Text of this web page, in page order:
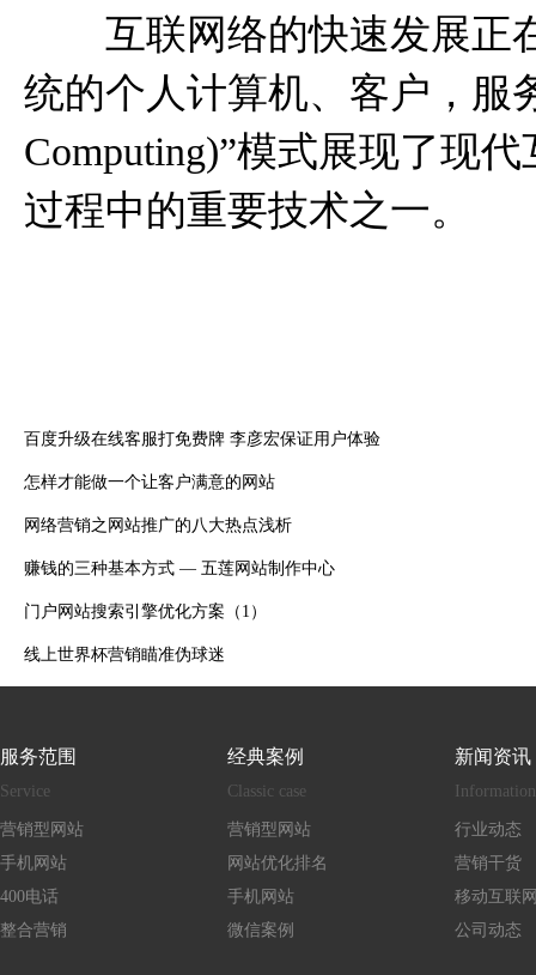
互联网络的快速发展正在
统的个人计算机、客户，服
Computing)”模式展现了现
过程中的重要技术之一。
百度升级在线客服打免费牌 李彦宏保证用户体验
怎样才能做一个让客户满意的网站
网络营销之网站推广的八大热点浅析
赚钱的三种基本方式 — 五莲网站制作中心
门户网站搜索引擎优化方案（1）
线上世界杯营销瞄准伪球迷
服务范围
Service
营销型网站
手机网站
400电话
整合营销
经典案例
Classic case
营销型网站
网站优化排名
手机网站
微信案例
新闻资讯
Information
行业动态
营销干货
移动互联
公司动态